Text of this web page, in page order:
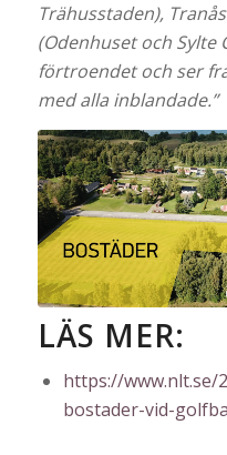
Trähusstaden),
(Odenhuset och Sylte
förtroendet och ser
med alla inblandade.”
LÄS MER:
https://www.nlt.se/
bostader-vid-